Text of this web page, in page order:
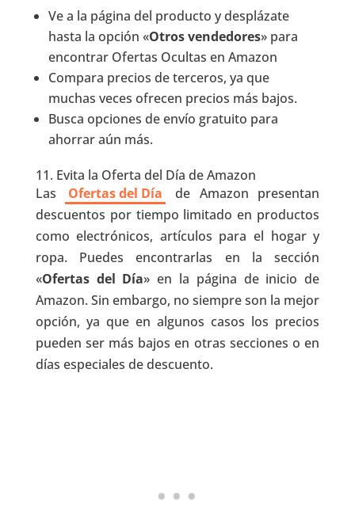
Ve a la página del producto y desplázate
hasta la opción «Otros vendedores» para
encontrar Ofertas Ocultas en Amazon
Compara precios de terceros, ya que
muchas veces ofrecen precios más bajos.
Busca opciones de envío gratuito para
ahorrar aún más.
11. Evita la Oferta del Día de Amazon
Las
Ofertas del Día
de Amazon presentan
descuentos por tiempo limitado en productos
como electrónicos, artículos para el hogar y
ropa. Puedes encontrarlas en la sección
«Ofertas del Día» en la página de inicio de
Amazon. Sin embargo, no siempre son la mejor
opción, ya que en algunos casos los precios
pueden ser más bajos en otras secciones o en
días especiales de descuento.